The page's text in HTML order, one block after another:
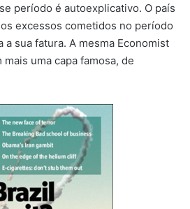
período é autoexplicativo. O país
excessos cometidos no período
sua fatura. A mesma Economist
uma capa famosa, de